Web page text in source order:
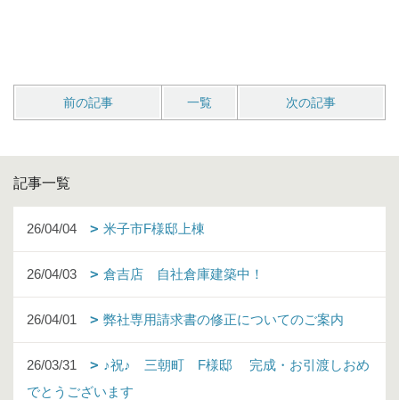
前の記事 一覧 次の記事
記事一覧
26/04/04 米子市F様邸上棟
26/04/03 倉吉店 自社倉庫建築中！
26/04/01 弊社専用請求書の修正についてのご案内
26/03/31
♪祝♪ 三朝町 F様邸 完成・お引渡しおめ
でとうございます